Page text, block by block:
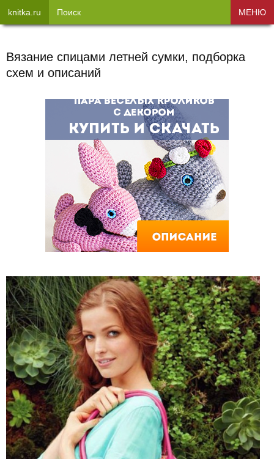
Вязание спицами летней сумки, подборка
схем и описаний
knitka.ru Поиск МЕНЮ